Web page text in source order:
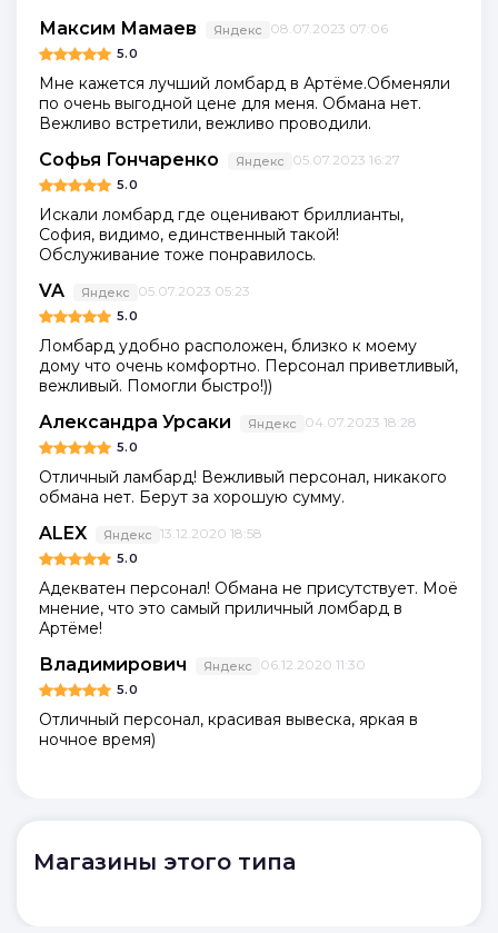
Максим Мамаев Яндекс 08.07.2023 07:06
5.0
Мне кажется лучший ломбард в Артёме.Обменяли
по очень выгодной цене для меня. Обмана нет.
Вежливо встретили, вежливо проводили.
Софья Гончаренко Яндекс 05.07.2023 16:27
5.0
Искали ломбард где оценивают бриллианты,
София, видимо, единственный такой!
Обслуживание тоже понравилось.
VA Яндекс 05.07.2023 05:23
5.0
Ломбард удобно расположен, близко к моему
дому что очень комфортно. Персонал приветливый,
вежливый. Помогли быстро!))
Александра Урсаки Яндекс 04.07.2023 18:28
5.0
Отличный ламбард! Вежливый персонал, никакого
обмана нет. Берут за хорошую сумму.
ALEX Яндекс 13.12.2020 18:58
5.0
Адекватен персонал! Обмана не присутствует. Моё
мнение, что это самый приличный ломбард в
Артёме!
Владимирович Яндекс 06.12.2020 11:30
5.0
Отличный персонал, красивая вывеска, яркая в
ночное время)
Магазины этого типа